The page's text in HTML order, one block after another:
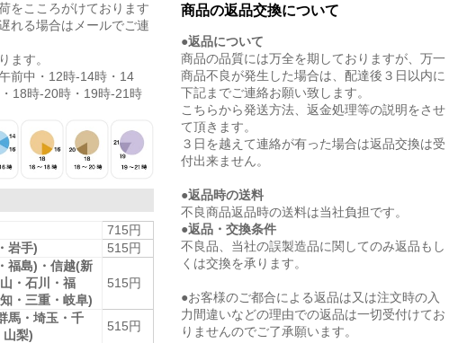
をこころがけております
れる場合はメールでご連
ます。
前中・12時-14時・14
18時-20時・19時-21時
715円
岩手)
515円
福島)・信越(新
・石川・福
・三重・岐阜)
515円
馬・埼玉・千
山梨)
515円
商品の返品交換について
●返品について
商品の品質には万全を期しておりますが、万一
商品不良が発生した場合は、配達後３日以内に
下記までご連絡お願い致します。
こちらから発送方法、返金処理等の説明をさせ
て頂きます。
３日を越えて連絡が有った場合は返品交換は受
付出来ません。
●返品時の送料
不良商品返品時の送料は当社負担です。
●返品・交換条件
不良品、当社の誤製造品に関してのみ返品もし
くは交換を承ります。
●お客様のご都合による返品は又は注文時の入
力間違いなどの理由での返品は一切受付けてお
りませんのでご了承願います。